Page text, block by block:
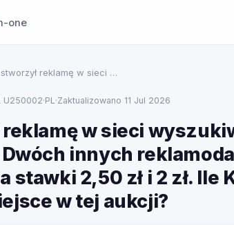
one
stworzył reklamę w sieci …
U250002·PL·Zaktualizowano 11 Jul 2026
w sieci
Dwóch innych
stawki 2,50 zł i 2 zł. Ile
w tej aukcji?